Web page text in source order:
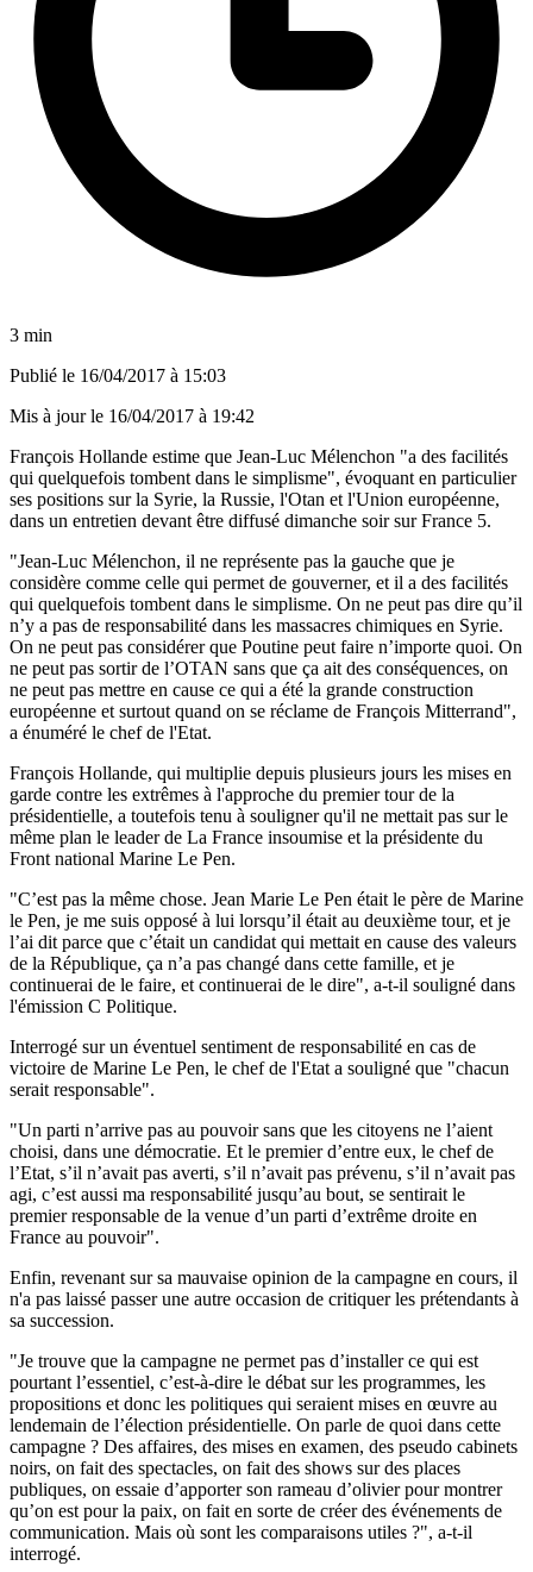
3 min
Publié le 16/04/2017 à 15:03
Mis à jour le 16/04/2017 à 19:42
François Hollande estime que Jean-Luc Mélenchon "a des facilités
qui quelquefois tombent dans le simplisme", évoquant en particulier
ses positions sur la Syrie, la Russie, l'Otan et l'Union européenne,
dans un entretien devant être diffusé dimanche soir sur France 5.
"Jean-Luc Mélenchon, il ne représente pas la gauche que je
considère comme celle qui permet de gouverner, et il a des facilités
qui quelquefois tombent dans le simplisme. On ne peut pas dire qu’il
n’y a pas de responsabilité dans les massacres chimiques en Syrie.
On ne peut pas considérer que Poutine peut faire n’importe quoi. On
ne peut pas sortir de l’OTAN sans que ça ait des conséquences, on
ne peut pas mettre en cause ce qui a été la grande construction
européenne et surtout quand on se réclame de François Mitterrand",
a énuméré le chef de l'Etat.
François Hollande, qui multiplie depuis plusieurs jours les mises en
garde contre les extrêmes à l'approche du premier tour de la
présidentielle, a toutefois tenu à souligner qu'il ne mettait pas sur le
même plan le leader de La France insoumise et la présidente du
Front national Marine Le Pen.
"C’est pas la même chose. Jean Marie Le Pen était le père de Marine
le Pen, je me suis opposé à lui lorsqu’il était au deuxième tour, et je
l’ai dit parce que c’était un candidat qui mettait en cause des valeurs
de la République, ça n’a pas changé dans cette famille, et je
continuerai de le faire, et continuerai de le dire", a-t-il souligné dans
l'émission C Politique.
Interrogé sur un éventuel sentiment de responsabilité en cas de
victoire de Marine Le Pen, le chef de l'Etat a souligné que "chacun
serait responsable".
"Un parti n’arrive pas au pouvoir sans que les citoyens ne l’aient
choisi, dans une démocratie. Et le premier d’entre eux, le chef de
l’Etat, s’il n’avait pas averti, s’il n’avait pas prévenu, s’il n’avait pas
agi, c’est aussi ma responsabilité jusqu’au bout, se sentirait le
premier responsable de la venue d’un parti d’extrême droite en
France au pouvoir".
Enfin, revenant sur sa mauvaise opinion de la campagne en cours, il
n'a pas laissé passer une autre occasion de critiquer les prétendants à
sa succession.
"Je trouve que la campagne ne permet pas d’installer ce qui est
pourtant l’essentiel, c’est-à-dire le débat sur les programmes, les
propositions et donc les politiques qui seraient mises en œuvre au
lendemain de l’élection présidentielle. On parle de quoi dans cette
campagne ? Des affaires, des mises en examen, des pseudo cabinets
noirs, on fait des spectacles, on fait des shows sur des places
publiques, on essaie d’apporter son rameau d’olivier pour montrer
qu’on est pour la paix, on fait en sorte de créer des événements de
communication. Mais où sont les comparaisons utiles ?", a-t-il
interrogé.